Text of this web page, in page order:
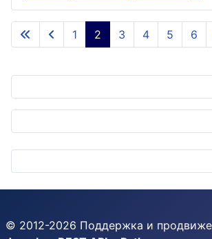
1 2 3 4 5 6
© 2012-2026 Поддержка и